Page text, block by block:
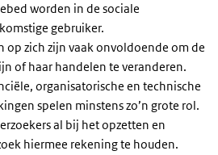
worden in de sociale
gebruiker.
op zich zijn vaak onvoldoende om de
of haar handelen te veranderen.
organisatorische en technische
spelen minstens zo’n grote rol.
al bij het opzetten en
hiermee rekening te houden.